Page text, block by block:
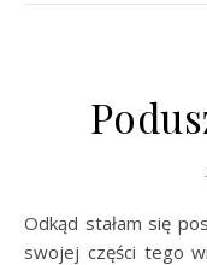
Odkąd stałam się posiadaczką maszyny do szycia szukam
swojej części tego